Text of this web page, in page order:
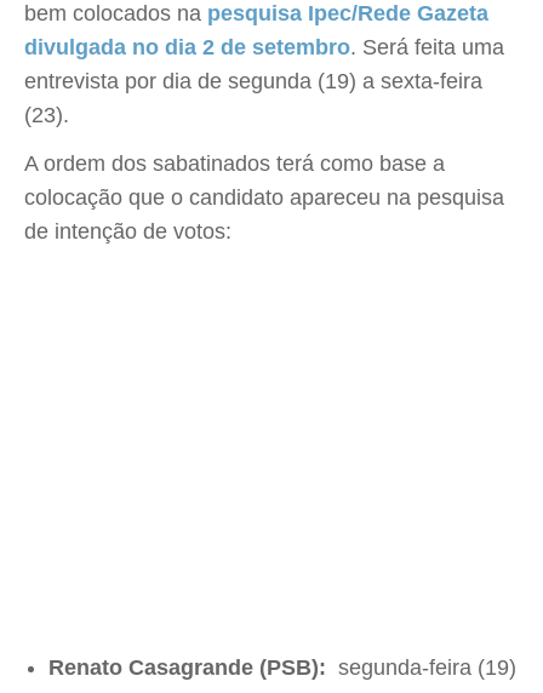
bem colocados na pesquisa Ipec/Rede Gazeta
divulgada no dia 2 de setembro. Será feita uma
entrevista por dia de segunda (19) a sexta-feira
(23).
A ordem dos sabatinados terá como base a
colocação que o candidato apareceu na pesquisa
de intenção de votos:
Renato Casagrande (PSB): segunda-feira (19)